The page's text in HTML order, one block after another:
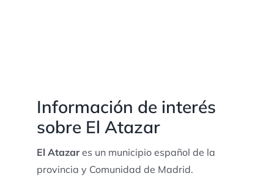
Información de interés
sobre El Atazar
El Atazares un municipio español de la
provincia y Comunidad de Madrid.